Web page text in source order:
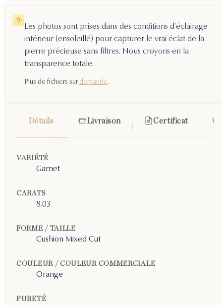
Les photos sont prises dans des conditions d'éclairage
intérieur (ensoleillé) pour capturer le vrai éclat de la
pierre précieuse sans filtres. Nous croyons en la
transparence totale.
Plus de fichiers sur demande.
Détails Livraison Certificat
VARIÉTÉ
Garnet
CARATS
8.03
FORME / TAILLE
Cushion Mixed Cut
COULEUR / COULEUR COMMERCIALE
Orange
PURETÉ